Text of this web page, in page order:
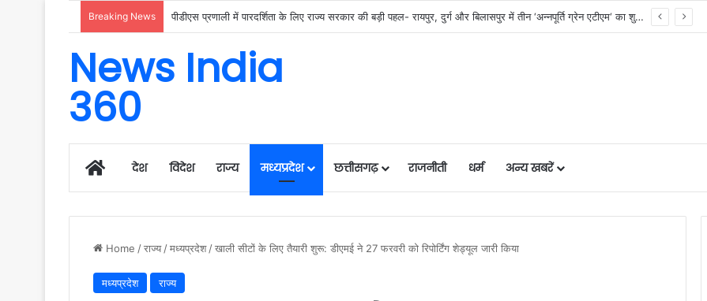
Breaking News उप मुख्यमंत्री अरुण साव ने किया पौधारोपण, बोले हरियाली बढ़ेगी तो पर्यावरण भी स्वस्थ और सुंदर बनेगा….
News India
360
Homeदेश विदेश राज्य मध्यप्रदेश छत्तीसगढ़ राजनीती धर्म अन्य खबरें
Home /राज्य /मध्यप्रदेश /खाली सीटों के लिए तैयारी शुरू: डीएमई ने 27 फरवरी को रिपोर्टिंग शेड्यूल जारी किया
मध्यप्रदेश राज्य